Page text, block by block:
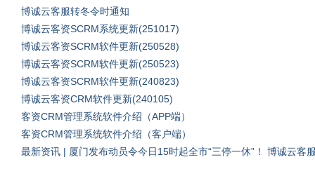
博诚云客服转冬令时通知
博诚云客资SCRM系统更新(251017)
博诚云客资SCRM软件更新(250528)
博诚云客资SCRM软件更新(250523)
博诚云客资SCRM软件更新(240823)
博诚云客资CRM软件更新(240105)
客资CRM管理系统软件介绍（APP端）
客资CRM管理系统软件介绍（客户端）
最新资讯 | 厦门发布动员令今日15时起全市“三停一休”！ 博诚云客